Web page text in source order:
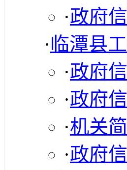
·政府
·临潭县
·政府
·政府
·机关
·政府